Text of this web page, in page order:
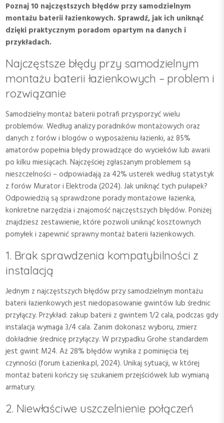
Poznaj 10 najczęstszych błędów przy samodzielnym
montażu baterii łazienkowych. Sprawdź, jak ich uniknąć
dzięki praktycznym poradom opartym na danych i
przykładach.
Najczęstsze błędy przy samodzielnym
montażu baterii łazienkowych – problem i
rozwiązanie
Samodzielny montaż baterii potrafi przysporzyć wielu
problemów. Według analizy poradników montażowych oraz
danych z forów i blogów o wyposażeniu łazienki, aż 85%
amatorów popełnia błędy prowadzące do wycieków lub awarii
po kilku miesiącach. Najczęściej zgłaszanym problemem są
nieszczelności – odpowiadają za 42% usterek według statystyk
z forów Murator i Elektroda (2024). Jak uniknąć tych pułapek?
Odpowiedzią są sprawdzone porady montażowe łazienka,
konkretne narzędzia i znajomość najczęstszych błędów. Poniżej
znajdziesz zestawienie, które pozwoli uniknąć kosztownych
pomyłek i zapewnić sprawny montaż baterii łazienkowych.
1. Brak sprawdzenia kompatybilności z
instalacją
Jednym z najczęstszych błędów przy samodzielnym montażu
baterii łazienkowych jest niedopasowanie gwintów lub średnic
przyłączy. Przykład: zakup baterii z gwintem 1/2 cala, podczas gdy
instalacja wymaga 3/4 cala. Zanim dokonasz wyboru, zmierz
dokładnie średnicę przyłączy. W przypadku Grohe standardem
jest gwint M24. Aż 28% błędów wynika z pominięcia tej
czynności (forum Łazienka.pl, 2024). Unikaj sytuacji, w której
montaż baterii kończy się szukaniem przejściówek lub wymianą
armatury.
2. Niewłaściwe uszczelnienie połączeń